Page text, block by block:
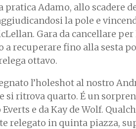
pratica Adamo, allo scadere
la pole e
Gara da cancellare
recuperare fino alla sesta
ottavo.
l’holeshot al nostro
si ritrova quarto. É un
e da Kay de Wolf.
relegato in quinta piazza,